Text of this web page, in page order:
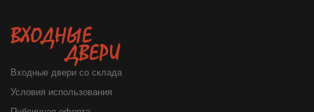
Входные двери со склада
Условия использования